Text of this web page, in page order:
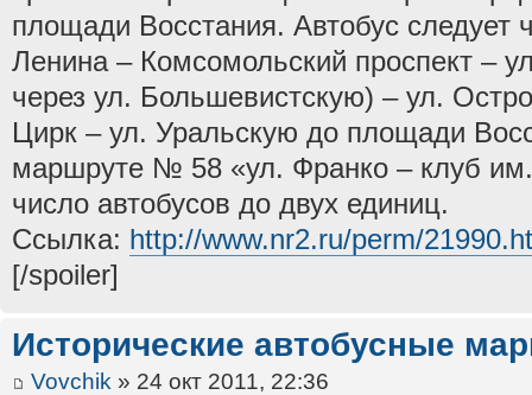
площади Восстания. Автобус следует
Ленина – Комсомольский проспект –
через ул. Большевистскую) – ул.
Цирк – ул. Уральскую до площади
маршруте № 58 «ул. Франко – клуб
число автобусов до двух единиц.
Ссылка: http://www.nr2.ru/perm/
[/spoiler]
Исторические автобусные
Vovchik » 24 окт 2011, 22:36